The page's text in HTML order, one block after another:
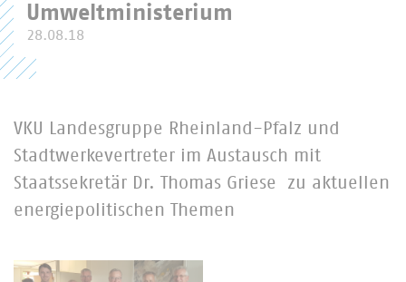
Umweltministerium
28.08.18
VKU Landesgruppe Rheinland-Pfalz und
Stadtwerkevertreter im Austausch mit
Staatssekretär Dr. Thomas Griese zu aktuellen
energiepolitischen Themen